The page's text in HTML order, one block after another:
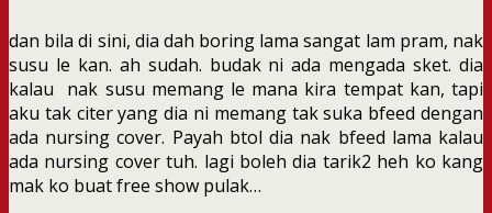
dan bila di sini, dia dah boring lama sangat lam pram, nak
susu le kan. ah sudah. budak ni ada mengada sket. dia
kalau nak susu memang le mana kira tempat kan, tapi
aku tak citer yang dia ni memang tak suka bfeed dengan
ada nursing cover. Payah btol dia nak bfeed lama kalau
ada nursing cover tuh. lagi boleh dia tarik2 heh ko kang
mak ko buat free show pulak…